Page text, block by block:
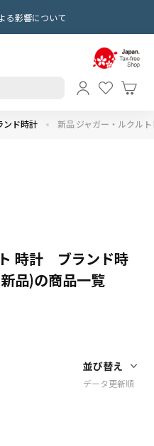
る影響について
ンド時計 新品 ジャガー・ルクルト
時計 ブランド時
品)の商品一覧
データ更新順